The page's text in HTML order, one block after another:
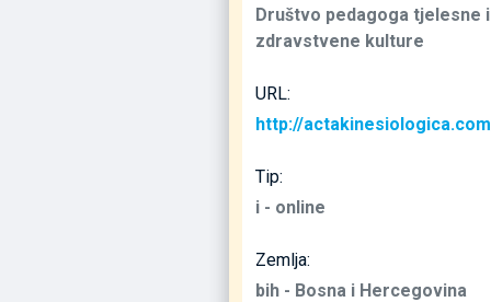
Društvo pedagoga tjelesne i
zdravstvene kulture
URL:
http://
Tip:
i - online
Zemlja:
bih - Bosna i Hercegovina